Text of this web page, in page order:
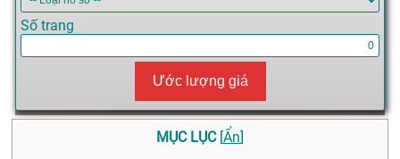
Số trang
Ước lượng giá
MỤC LỤC [Ẩn]